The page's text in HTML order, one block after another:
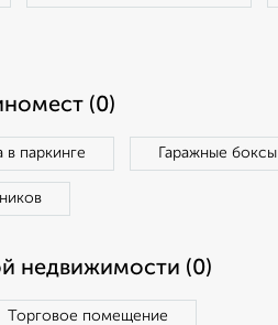
(0)
паркинге Гаражные боксы
недвижимости (0)
Торговое помещение